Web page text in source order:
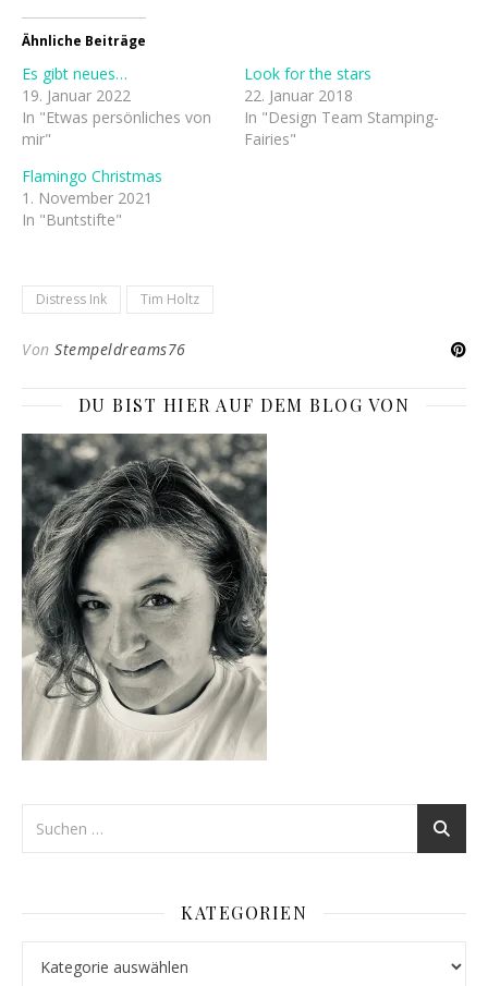
Ähnliche Beiträge
Es gibt neues…
19. Januar 2022
In "Etwas persönliches von
mir"
Look for the stars
22. Januar 2018
In "Design Team Stamping-
Fairies"
Flamingo Christmas
1. November 2021
In "Buntstifte"
Distress Ink Tim Holtz
Von Stempeldreams76
DU BIST HIER AUF DEM BLOG VON
KATEGORIEN